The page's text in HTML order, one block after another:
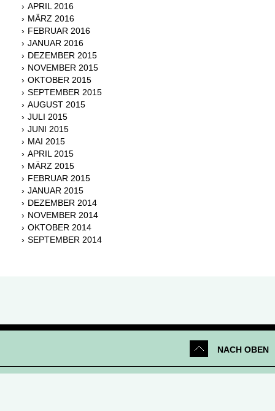
APRIL 2016
MÄRZ 2016
FEBRUAR 2016
JANUAR 2016
DEZEMBER 2015
NOVEMBER 2015
OKTOBER 2015
SEPTEMBER 2015
AUGUST 2015
JULI 2015
JUNI 2015
MAI 2015
APRIL 2015
MÄRZ 2015
FEBRUAR 2015
JANUAR 2015
DEZEMBER 2014
NOVEMBER 2014
OKTOBER 2014
SEPTEMBER 2014
NACH OBEN